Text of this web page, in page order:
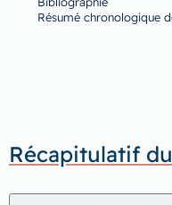
Résumé chronologique
Récapitulatif